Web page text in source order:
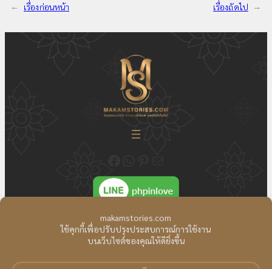
← เรื่องก่อนหน้า เรื่องถัดไป →
ติดต่อเรา|แผนที่เว็บไซต์
สงวนลิขสิทธิ์ Copyright © All Right Reserved.